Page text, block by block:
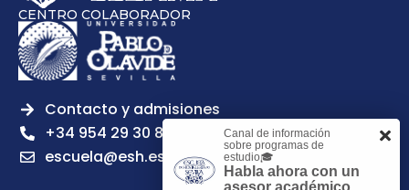
CENTRO COLABORADOR
Contacto y admisiones
+34 954 29 30 81
escuela@esh.es
Canal de información
sobre programas de
estudio🎓
Habla ahora con un
asesor académico